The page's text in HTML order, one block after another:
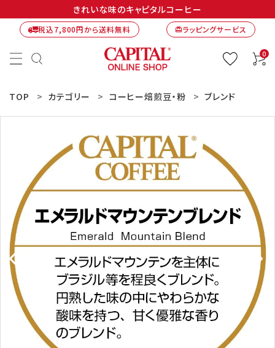
きれいな味のキャピタルコーヒー
税込7,800円から送料無料 card_giftcardラッピングサービス
0
ACCOUNT MENU
ようこそ ゲスト 様
新規会員登録
TOP カテゴリー コーヒー焙煎豆・粉 ブレンド